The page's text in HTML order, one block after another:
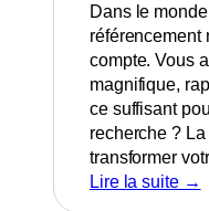
Dans le
référencement
compte. Vous
magnifique,
ce suffisant
recherche ?
transformer
Lire la suite →